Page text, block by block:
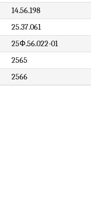
14.56.198
25.37.061
25Ф.56.022-01
2565
2566